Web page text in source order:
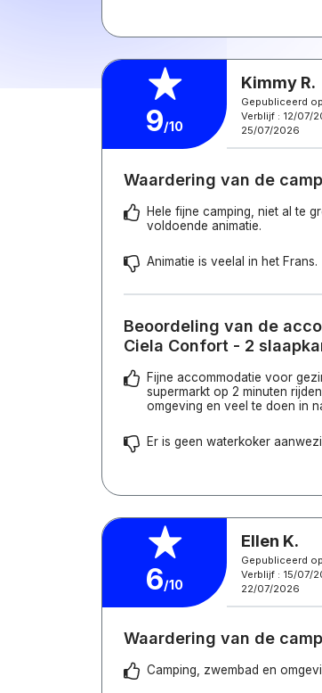
9/10
Kimmy R.
Gepubliceerd
Verblijf : 12/07/
25/07/2026
Waardering van de
Hele fijne camping, niet al te
voldoende animatie.
Animatie is veelal in het Frans.
Beoordeling van de
Ciela Confort - 2
Fijne accommodatie voor
supermarkt op 2 minuten
omgeving en veel te doen in
Er is geen waterkoker
6/10
Ellen K.
Gepubliceerd
Verblijf : 15/07/
22/07/2026
Waardering van de
Camping, zwembad en